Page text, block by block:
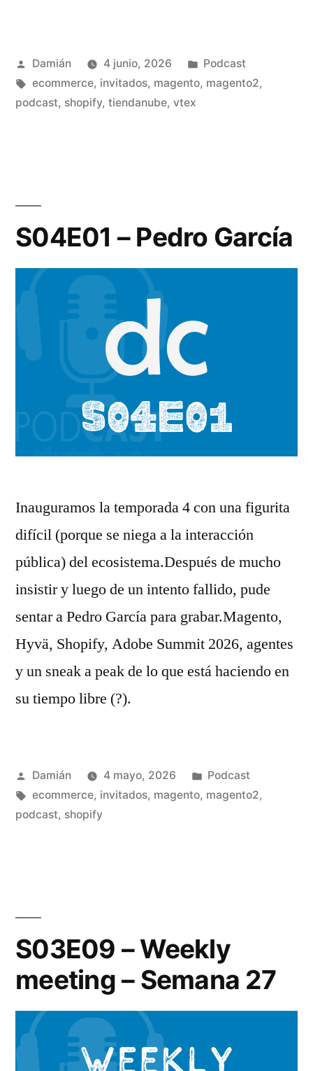
La
Menza
Publicado
por
Damián 4 junio, 2026
Publicado
en
Podcast
Etiquetas:
ecommerce, invitados, magento, magento2,
podcast, shopify, tiendanube, vtex
S04E01 – Pedro García
Inauguramos la temporada 4 con una figurita
difícil (porque se niega a la interacción
pública) del ecosistema.Después de mucho
insistir y luego de un intento fallido, pude
sentar a ⁠Pedro García⁠ para grabar.Magento,
Hyvä, Shopify, Adobe Summit 2026, agentes
y un sneak a peak de lo que está haciendo en
su tiempo libre (?).
Publicado
por
Damián 4 mayo, 2026
Publicado
en
Podcast
Etiquetas:
ecommerce, invitados, magento, magento2,
podcast, shopify
S03E09 – Weekly
meeting – Semana 27